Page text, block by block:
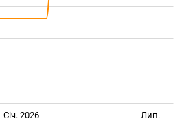
Січ. 2026 Лип.